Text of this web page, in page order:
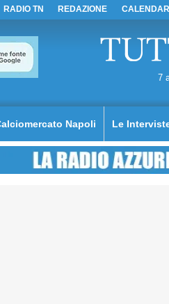
RADIO TN REDAZIONE
7
Napoli Le